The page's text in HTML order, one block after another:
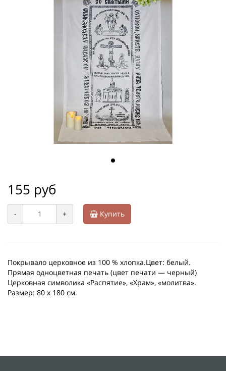
155 руб
- + Купить
Покрывало церковное из 100 % хлопка.Цвет: белый.
Прямая одноцветная печать (цвет печати — черный)
Церковная символика «Распятие», «Храм», «молитва».
Размер: 80 х 180 см.